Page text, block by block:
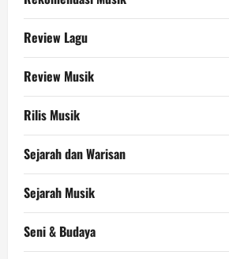
Review Lagu
Review Musik
Rilis Musik
Sejarah dan Warisan
Sejarah Musik
Seni & Budaya